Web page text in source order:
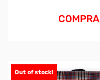
COMPRA
Out of stock!